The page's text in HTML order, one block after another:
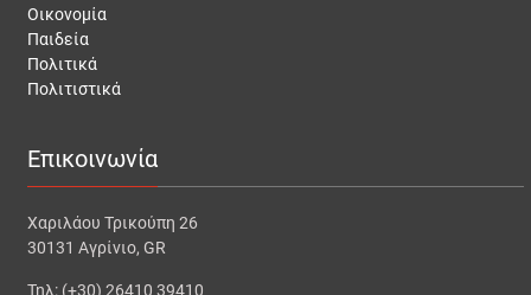
Οικονομία
Παιδεία
Πολιτικά
Πολιτιστικά
Επικοινωνία
Χαριλάου Τρικούπη 26
30131 Αγρίνιο, GR
Τηλ: (+30) 26410 39410